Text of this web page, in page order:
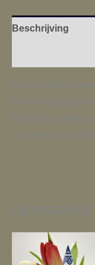
Beschrijving
Dit sierbord is
en is niet geschikt
Het bord kan met
worden maar is